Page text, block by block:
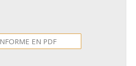
EN PDF